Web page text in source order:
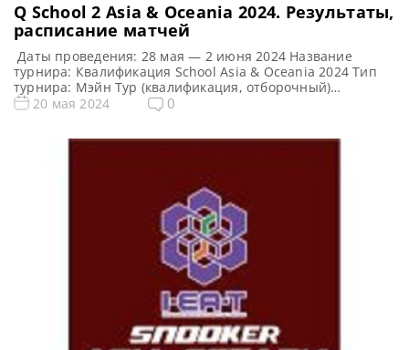
Q School 2 Asia & Oceania 2024. Результаты,
расписание матчей
Даты проведения: 28 мая — 2 июня 2024 Название
турнира: Квалификация School Asia & Oceania 2024 Тип
турнира: Мэйн Тур (квалификация, отборочный)
Qualifying School Арена: BSAT Academy Место проведения
20 мая 2024 0